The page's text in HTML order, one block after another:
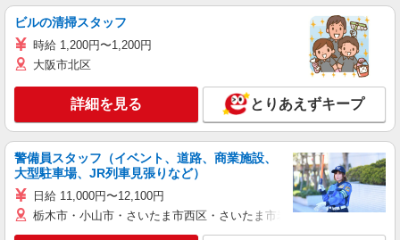
ビルの清掃スタッフ
時給 1,200円〜1,200円
大阪市北区
詳細を見る とりあえずキープ
警備員スタッフ（イベント、道路、商業施設、
大型駐車場、JR列車見張りなど）
日給 11,000円〜12,100円
栃木市・小山市・さいたま市西区・さいたま市岩槻区・久喜市・蓮田